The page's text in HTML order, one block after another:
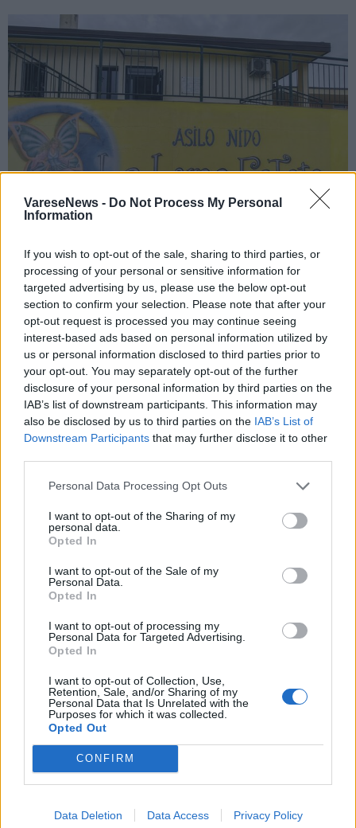
VareseNews - Do Not Process My Personal
Information
If you wish to opt-out of the sale, sharing to third parties, or
processing of your personal or sensitive information for
targeted advertising by us, please use the below opt-out
section to confirm your selection. Please note that after your
opt-out request is processed you may continue seeing
interest-based ads based on personal information utilized by
us or personal information disclosed to third parties prior to
your opt-out. You may separately opt-out of the further
disclosure of your personal information by third parties on the
IAB’s list of downstream participants. This information may
also be disclosed by us to third parties on the IAB’s List of
Downstream Participants that may further disclose it to other
Personal Data Processing Opt Outs
I want to opt-out of the Sharing of my
personal data.
Opted In
I want to opt-out of the Sale of my
Personal Data.
Opted In
I want to opt-out of processing my
Personal Data for Targeted Advertising.
Opted In
I want to opt-out of Collection, Use,
Retention, Sale, and/or Sharing of my
Personal Data that Is Unrelated with the
Purposes for which it was collected.
Opted Out
CONFIRM
Data Deletion Data Access Privacy Policy
LONATE CEPPINO
Da bene confiscato alla mafia a spazio di
gioco per i bambini, a Lonate Ceppino
cresce l’asilo nido
L’asilo nido di Lonate Ceppino ampliato con il PNRR
LONATE CEPPINO
Pomeriggio di apprensione a Lonate
Ceppino per un ragazzo scomparso,
ritrovato dopo quattro ore
Le ricerche del ragazzo scomparso a Lonate Ceppino